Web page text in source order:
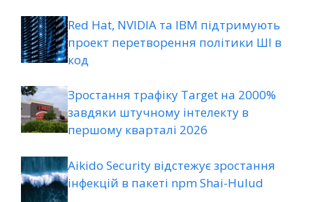
Red Hat, NVIDIA та IBM підтримують
проект перетворення політики ШІ в
код
Зростання трафіку Target на 2000%
завдяки штучному інтелекту в
першому кварталі 2026
Aikido Security відстежує зростання
інфекцій в пакеті npm Shai-Hulud